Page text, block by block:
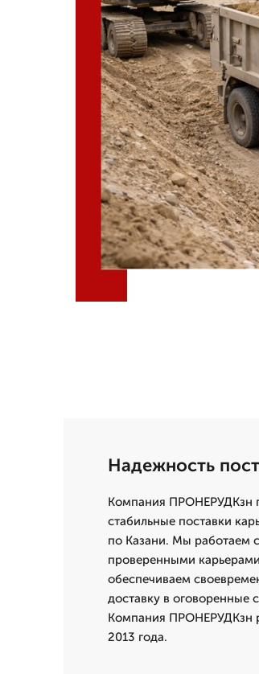
Надежность
Компания ПРОНЕРУДКзн
стабильные поставки
по Казани. Мы работаем с
проверенными
обеспечиваем
доставку в оговоренные
Компания ПРОНЕРУДКзн
2013 года.